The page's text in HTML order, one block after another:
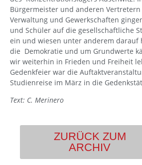
Bürgermeister und anderen Vertretern
Verwaltung und Gewerkschaften
und Schüler auf die gesellschaftliche
ein und wiesen unter anderem darauf
die Demokratie und um Grundwerte
wir weiterhin in Frieden und Freiheit
Gedenkfeier war die
Studienreise im März in die
Text: C. Merinero
ZURÜCK ZUM
ARCHIV